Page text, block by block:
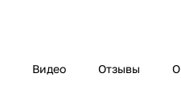
Видео Отзывы